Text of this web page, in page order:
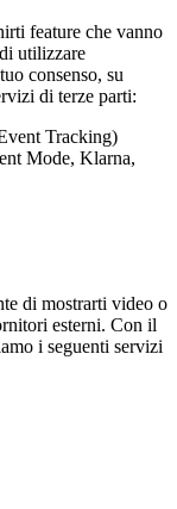
feature che vanno
utilizzare
consenso, su
di terze parti:
Tracking)
Mode, Klarna,
di mostrarti video o
esterni. Con il
i seguenti servizi